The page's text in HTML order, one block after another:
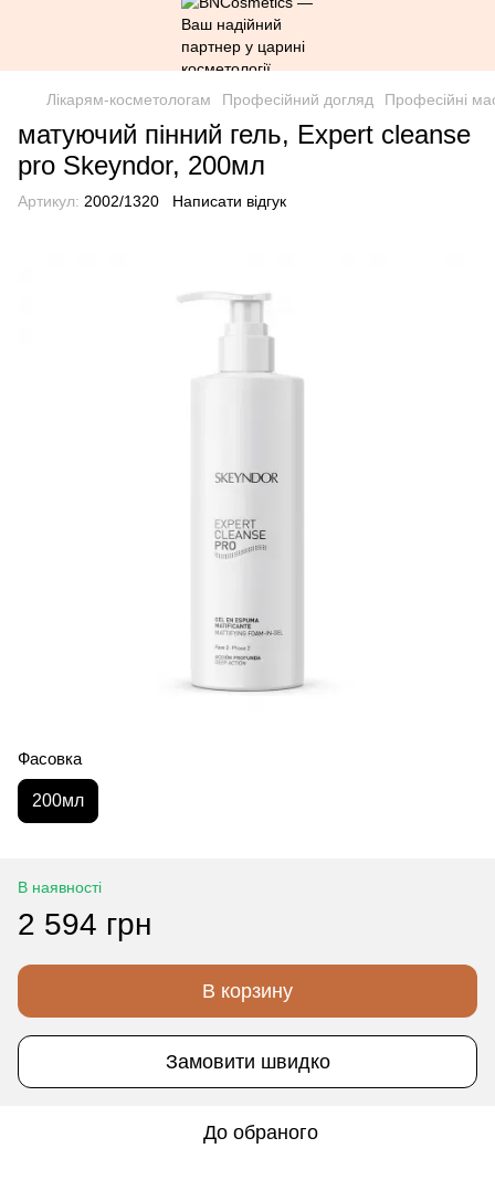
Лікарям-косметологам Професійний догляд Професійні
матуючий пінний гель, Expert cleanse
pro Skeyndor, 200мл
Артикул: 2002/1320 Написати відгук
Фасовка
200мл
В наявності
2 594 грн
В корзину
Замовити швидко
До обраного